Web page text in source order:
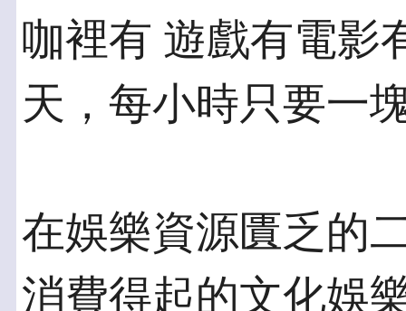
咖裡有 遊戲有電影
天，每小時只要一
在娛樂資源匱乏的
消費得起的文化娛